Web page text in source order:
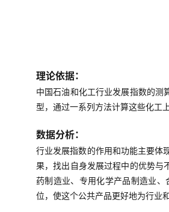
理论依据：
中国石油和化工行业发展指数的测
型，通过一系列方法计算这些化工
数据分析：
行业发展指数的作用和功能主要体
果，找出自身发展过程中的优势与
药制造业、专用化学产品制造业
位，使这个公共产品更好地为行业